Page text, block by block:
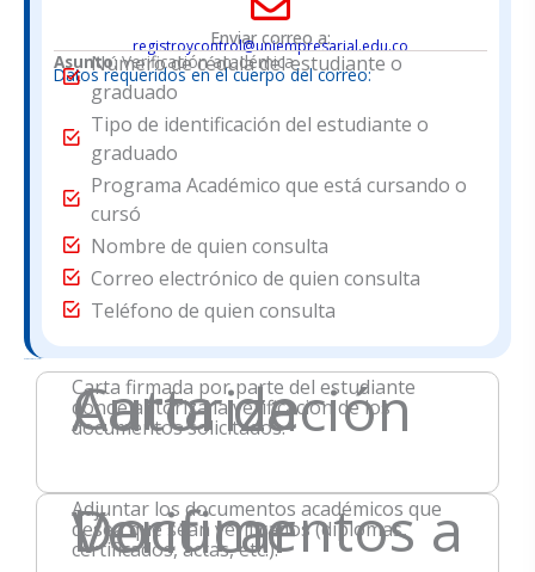
Enviar correo a:
registroycontrol@uniempresarial.edu.co
Asunto: Verificación académica
Datos requeridos en el cuerpo del correo:
Número de cédula del estudiante o
graduado
Tipo de identificación del estudiante o
graduado
Programa Académico que está cursando o
cursó
Nombre de quien consulta
Correo electrónico de quien consulta
Teléfono de quien consulta
Carta de Autorización
Carta firmada por parte del estudiante
donde autoriza la verificación de los
documentos solicitados.
Documentos a Verificar
Adjuntar los documentos académicos que
desea que sean verificados (diplomas,
certificados, actas, etc.).